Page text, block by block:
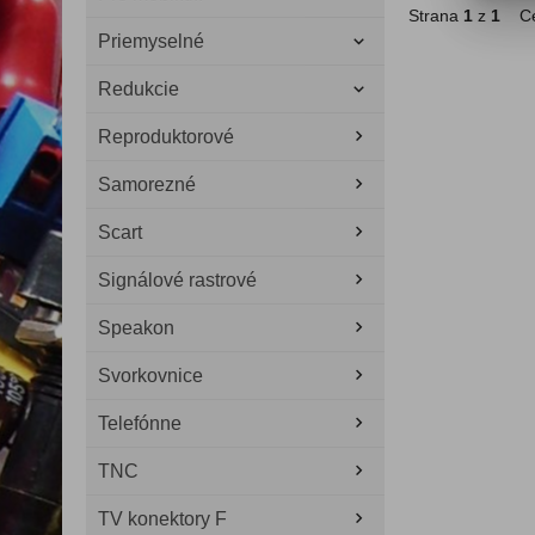
Priemyselné
Redukcie
Reproduktorové
Samorezné
Scart
Signálové rastrové
Speakon
Svorkovnice
Telefónne
TNC
TV konektory F
Strana 1 z 1